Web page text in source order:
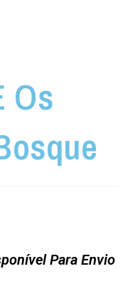
Os
Para Envio